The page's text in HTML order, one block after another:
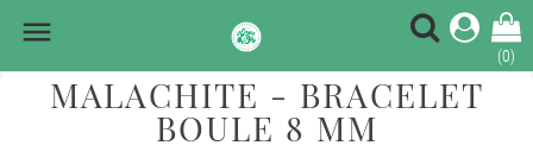

(0)
MALACHITE - BRACELET
BOULE 8 MM